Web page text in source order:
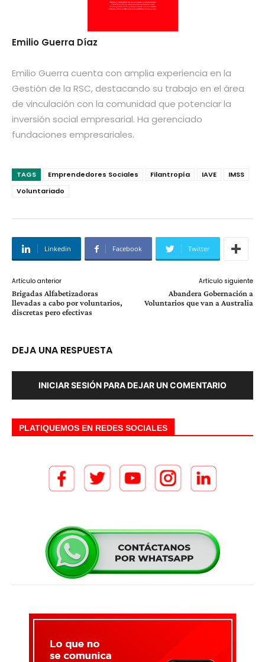
Emilio Guerra Díaz
Emilio Guerra cuenta con amplia experiencia en la
Gestión de la RSC, destacando su trabajo en el área
de vinculación con la comunidad que potenciar la
inversión social empresarial. Ha gerenciado
fundaciones empresariales.
TAGS Emprendedores Sociales Filantropía IAVE
IMSS
Voluntariado
Linkedin Facebook Twitter
Artículo anterior
Brigadas Alfabetizadoras
llevadas a cabo por voluntarios,
discretas pero efectivas
Artículo siguiente
Abandera Gobernación a
Voluntarios que van a Australia
DEJA UNA RESPUESTA
INICIAR SESIÓN PARA DEJAR UN COMENTARIO
PLATIQUEMOS EN REDES SOCIALES